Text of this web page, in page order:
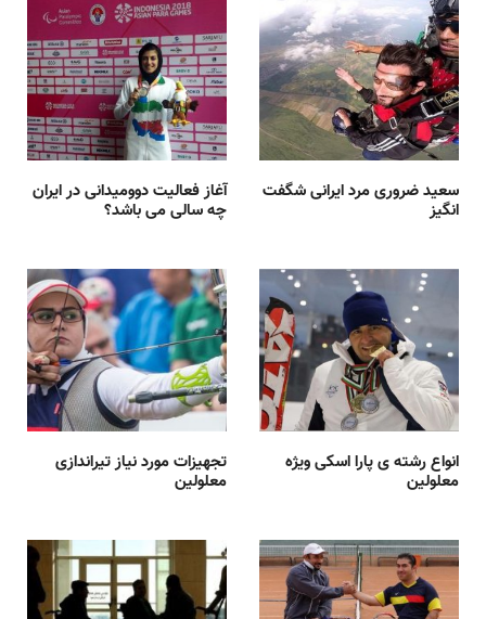
آغاز فعالیت دوومیدانی در ایران
چه سالی می باشد؟
سعید ضروری مرد ایرانی شگفت
انگیز
تجهیزات مورد نیاز تیراندازی
معلولین
انواع رشته ی پارا اسکی ویژه
معلولین